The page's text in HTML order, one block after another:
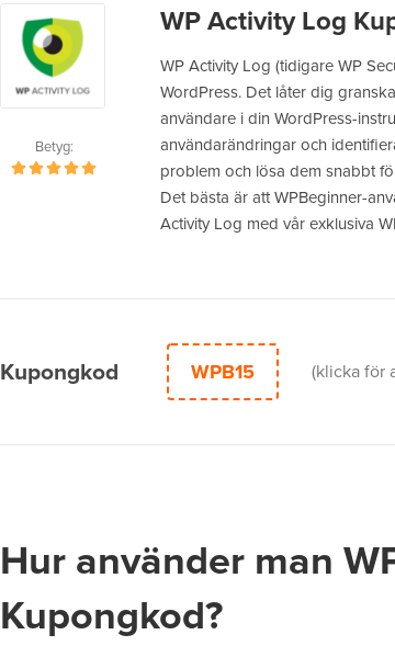
WP Activity Log
Betyg:
WP Activity Log (tidigare WP
WordPress. Det låter dig
användare i din WordPress-
användarändringar och
problem och lösa dem snabbt
Det bästa är att WPBeginner-
Activity Log med vår exklusiva
Kupongkod WPB15 (klicka för
Hur använder man
Kupongkod?